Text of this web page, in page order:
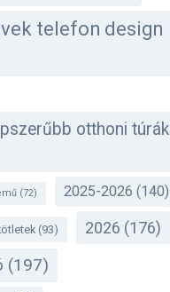
telefon design
otthoni túrák
(72) 2025-2026 (140)
(93) 2026 (176)
(197)